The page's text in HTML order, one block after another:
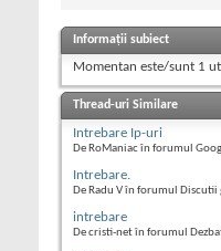
Informații subiect
Momentan este/sunt 1
Thread-uri Similare
Intrebare Ip-uri
De RoManiac în forumul
Intrebare.
De Radu V în forumul
intrebare
De cristi-net în forumul